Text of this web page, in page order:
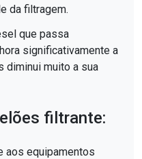
da filtragem.
que passa
significativamente a
diminui muito a sua
filtrante:
aos equipamentos